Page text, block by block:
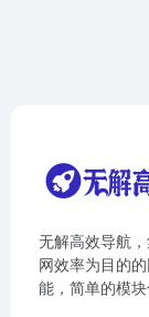
无解高效导航
网效率为目的
能，简单的模